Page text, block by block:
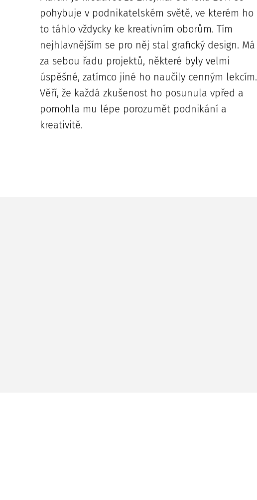
pohybuje v podnikatelském světě, ve kterém ho
to táhlo vždycky ke kreativním oborům. Tím
nejhlavnějším se pro něj stal grafický design. Má
za sebou řadu projektů, některé byly velmi
úspěšné, zatímco jiné ho naučily cenným lekcím.
Věří, že každá zkušenost ho posunula vpřed a
pomohla mu lépe porozumět podnikání a
kreativitě.